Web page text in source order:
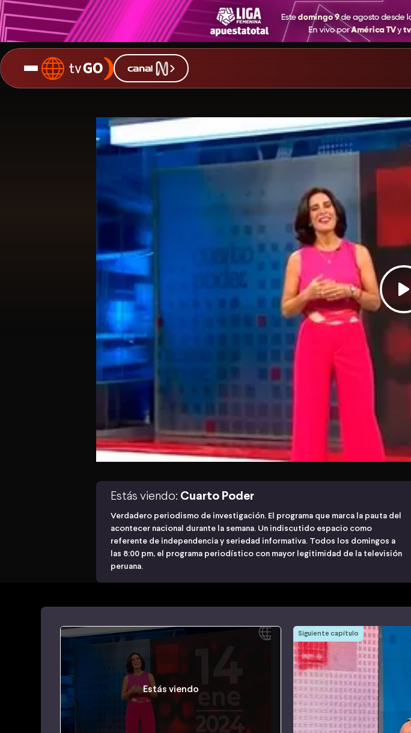
Estás viendo: Cuarto Poder
Verdadero periodismo de investigación. El programa que marca la pauta del
acontecer nacional durante la semana. Un indiscutido espacio como
referente de independencia y seriedad informativa. Todos los domingos a
las 8:00 pm, el programa periodístico con mayor legitimidad de la televisión
peruana.
Estás viendo
Siguiente capítulo